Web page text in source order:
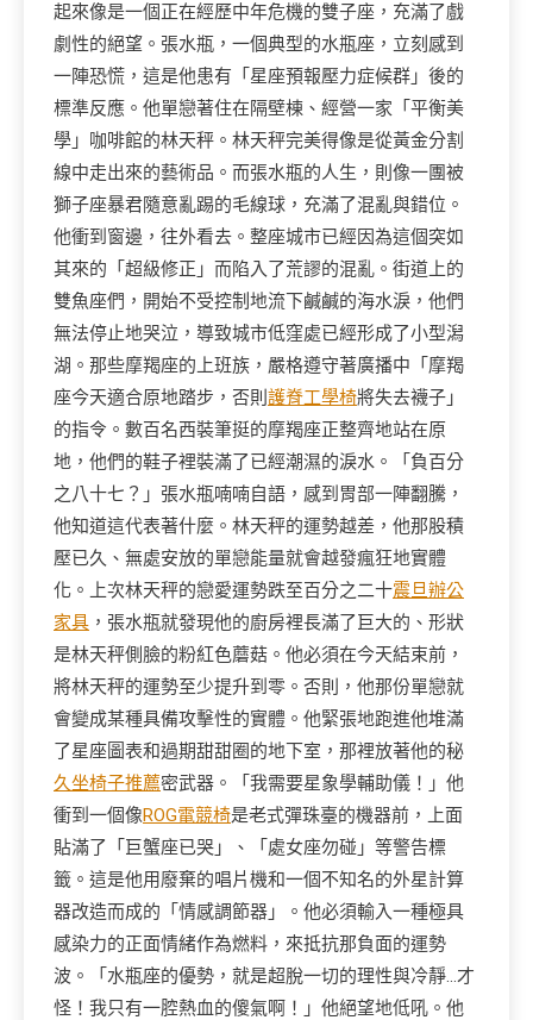
起來像是一個正在經歷中年危機的雙子座，充滿了戲
劇性的絕望。張水瓶，一個典型的水瓶座，立刻感到
一陣恐慌，這是他患有「星座預報壓力症候群」後的
標準反應。他單戀著住在隔壁棟、經營一家「平衡美
學」咖啡館的林天秤。林天秤完美得像是從黃金分割
線中走出來的藝術品。而張水瓶的人生，則像一團被
獅子座暴君隨意亂踢的毛線球，充滿了混亂與錯位。
他衝到窗邊，往外看去。整座城市已經因為這個突如
其來的「超級修正」而陷入了荒謬的混亂。街道上的
雙魚座們，開始不受控制地流下鹹鹹的海水淚，他們
無法停止地哭泣，導致城市低窪處已經形成了小型潟
湖。那些摩羯座的上班族，嚴格遵守著廣播中「摩羯
座今天適合原地踏步，否則 護脊工學椅將失去襪子」
的指令。數百名西裝筆挺的摩羯座正整齊地站在原
地，他們的鞋子裡裝滿了已經潮濕的淚水。「負百分
之八十七？」張水瓶喃喃自語，感到胃部一陣翻騰，
他知道這代表著什麼。林天秤的運勢越差，他那股積
壓已久、無處安放的單戀能量就會越發瘋狂地實體
化。上次林天秤的戀愛運勢跌至百分之二十震旦辦公
家具 ，張水瓶就發現他的廚房裡長滿了巨大的、形狀
是林天秤側臉的粉紅色蘑菇。他必須在今天結束前，
將林天秤的運勢至少提升到零。否則，他那份單戀就
會變成某種具備攻擊性的實體。他緊張地跑進他堆滿
了星座圖表和過期甜甜圈的地下室，那裡放著他的秘
久坐椅子推薦密武器。「我需要星象學輔助儀！」他
衝到一個像ROG電競椅是老式彈珠臺的機器前，上面
貼滿了「巨蟹座已哭」、「處女座勿碰」等警告標
籤。這是他用廢棄的唱片機和一個不知名的外星計算
器改造而成的「情感調節器」。他必須輸入一種極具
感染力的正面情緒作為燃料，來抵抗那負面的運勢
波。「水瓶座的優勢，就是超脫一切的理性與冷靜…才
怪！我只有一腔熱血的傻氣啊！」他絕望地低吼。他